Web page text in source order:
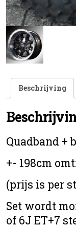
Beschrijving
Quadband +
+- 198cm
(prijs is per
Set wordt
of 6J ET+7